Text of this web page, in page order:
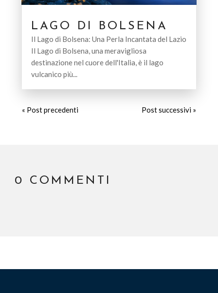
LAGO DI BOLSENA
Il Lago di Bolsena: Una Perla Incantata del Lazio
Il Lago di Bolsena, una meravigliosa
destinazione nel cuore dell'Italia, è il lago
vulcanico più...
« Post precedenti Post successivi »
0 COMMENTI